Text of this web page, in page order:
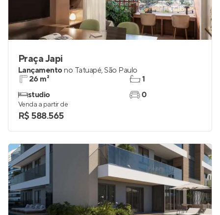
Praça Japi
Lançamentono Tatuapé,São Paulo
26 m²
studio
1
0
Venda a partir de
R$ 588.565